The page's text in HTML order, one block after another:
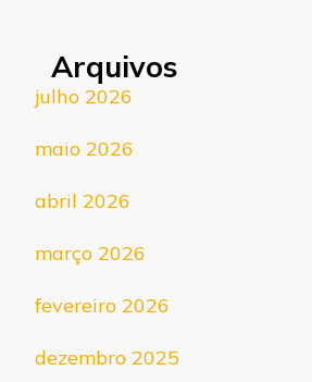
Arquivos
julho 2026
maio 2026
abril 2026
março 2026
fevereiro 2026
dezembro 2025